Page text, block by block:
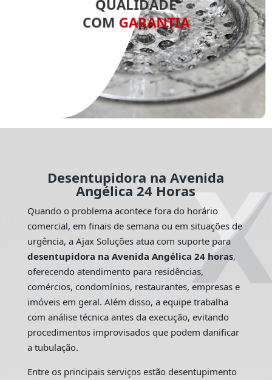
QUALIDADE
COM GARANTIA
Desentupidora na Avenida
Angélica 24 Horas
Quando o problema acontece fora do horário
comercial, em finais de semana ou em situações de
urgência, a Ajax Soluções atua com suporte para
desentupidora na Avenida Angélica 24 horas,
oferecendo atendimento para residências,
comércios, condomínios, restaurantes, empresas e
imóveis em geral. Além disso, a equipe trabalha
com análise técnica antes da execução, evitando
procedimentos improvisados que podem danificar
a tubulação.
Entre os principais serviços estão desentupimento